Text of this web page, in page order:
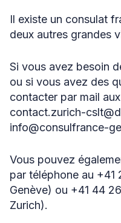
Il existe un consulat
deux autres grandes
Si vous avez besoin
ou si vous avez des
contacter par mail
contact.zurich-
info@consulfrance-
Vous pouvez
par téléphone au
Genève) ou +41 44
Zurich).